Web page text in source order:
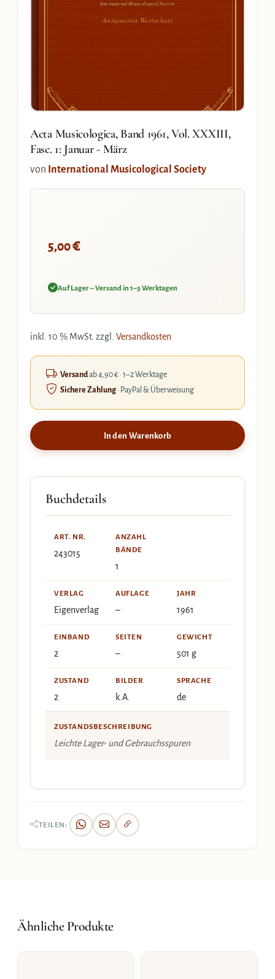
International Musicological Society
Antiquariat Wortschatz
Acta Musicologica, Band 1961, Vol. XXXIII,
Fasc. 1: Januar - März
von International Musicological Society
5,00€
Auf Lager – Versand in 1–3 Werktagen
inkl. 10 % MwSt. zzgl. Versandkosten
Versandab 4,90 € · 1–2 Werktage
Sichere Zahlung· PayPal & Überweisung
In den Warenkorb
Buchdetails
ART. NR.
243015
ANZAHL
BÄNDE
1
VERLAG
Eigenverlag
AUFLAGE
–
JAHR
1961
EINBAND
2
SEITEN
–
GEWICHT
501 g
ZUSTAND
2
BILDER
k.A.
SPRACHE
de
ZUSTANDSBESCHREIBUNG
Leichte Lager- und Gebrauchsspuren
TEILEN:
Ähnliche Produkte